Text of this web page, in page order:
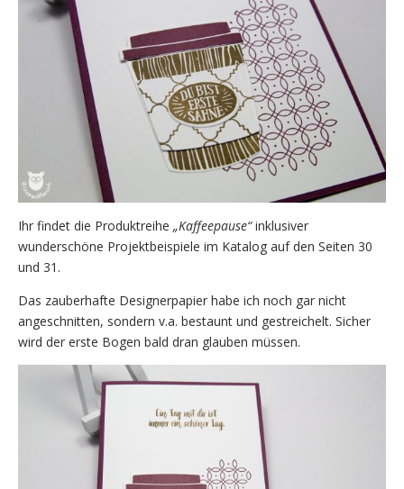
Ihr findet die Produktreihe „Kaffeepause“inklusiver
wunderschöne Projektbeispiele im Katalog auf den Seiten 30
und 31.
Das zauberhafte Designerpapier habe ich noch gar nicht
angeschnitten, sondern v.a. bestaunt und gestreichelt. Sicher
wird der erste Bogen bald dran glauben müssen.